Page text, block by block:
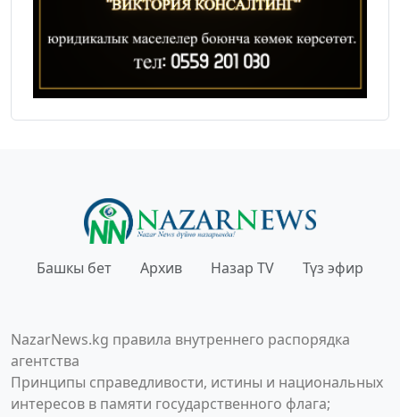
Башкы бет Архив Назар TV Түз эфир
NazarNews.kg правила внутреннего распорядка
агентства
Принципы справедливости, истины и национальных
интересов в памяти государственного флага;